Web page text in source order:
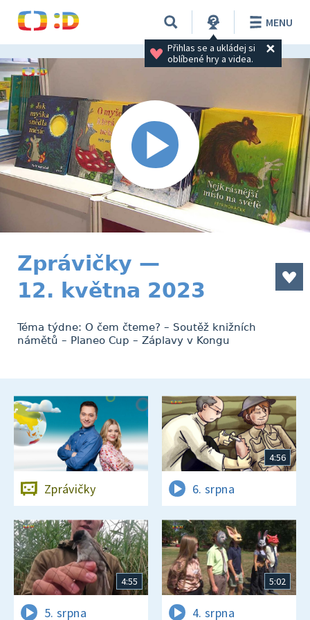
Přihlas se a ukládej si
oblíbené hry a videa.
MENU
Zprávičky —
12. května 2023
Téma týdne: O čem čteme? – Soutěž knižních
námětů – Planeo Cup – Záplavy v Kongu
Zprávičky
4:56
6. srpna
4:55
5. srpna
5:02
4. srpna